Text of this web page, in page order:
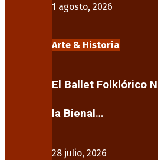
1 agosto, 2026
Arte & Historia
El Ballet Folklórico
la Bienal…
28 julio, 2026